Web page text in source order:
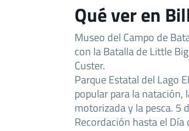
Qué ver en
Museo del Campo de
con la Batalla de Little
Custer.
Parque Estatal del Lago
popular para la natación,
motorizada y la pesca. 5
Recordación hasta el Día